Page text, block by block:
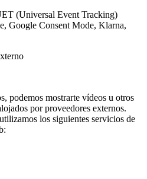
(Universal Event Tracking)
Google Consent Mode, Klarna,
podemos mostrarte vídeos u otros
por proveedores externos.
los siguientes servicios de